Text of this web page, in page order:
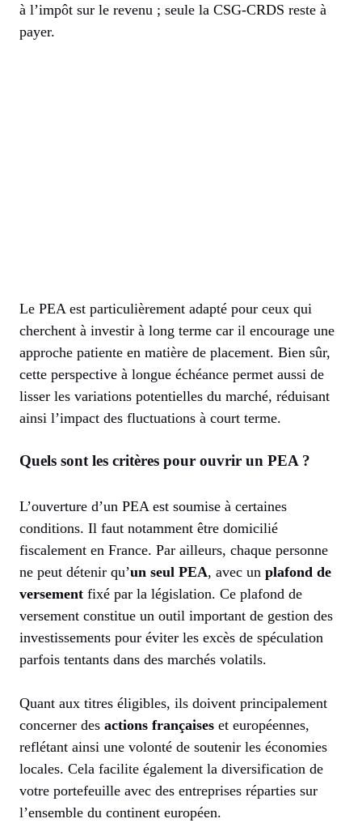
à l’impôt sur le revenu ; seule la CSG-CRDS reste à
payer.
Le PEA est particulièrement adapté pour ceux qui
cherchent à investir à long terme car il encourage une
approche patiente en matière de placement. Bien sûr,
cette perspective à longue échéance permet aussi de
lisser les variations potentielles du marché, réduisant
ainsi l’impact des fluctuations à court terme.
Quels sont les critères pour ouvrir un PEA ?
L’ouverture d’un PEA est soumise à certaines
conditions. Il faut notamment être domicilié
fiscalement en France. Par ailleurs, chaque personne
ne peut détenir qu’un seul PEA, avec un plafond de
versement fixé par la législation. Ce plafond de
versement constitue un outil important de gestion des
investissements pour éviter les excès de spéculation
parfois tentants dans des marchés volatils.
Quant aux titres éligibles, ils doivent principalement
concerner des actions françaises et européennes,
reflétant ainsi une volonté de soutenir les économies
locales. Cela facilite également la diversification de
votre portefeuille avec des entreprises réparties sur
l’ensemble du continent européen.